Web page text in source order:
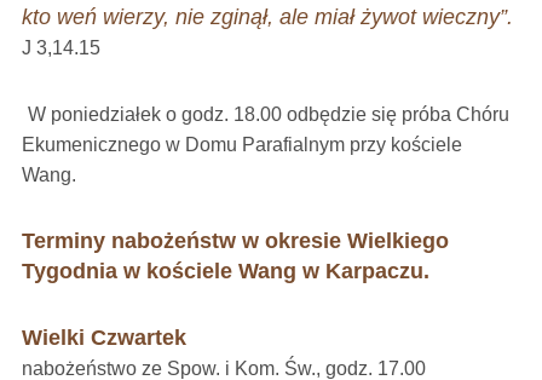
kto weń wierzy, nie zginął, ale miał żywot wieczny”.
J 3,14.15
W poniedziałek o godz. 18.00 odbędzie się próba Chóru
Ekumenicznego w Domu Parafialnym przy kościele
Wang.
Terminy nabożeństw w okresie Wielkiego
Tygodnia w kościele Wang w Karpaczu.
Wielki Czwartek
nabożeństwo ze Spow. i Kom. Św., godz. 17.00